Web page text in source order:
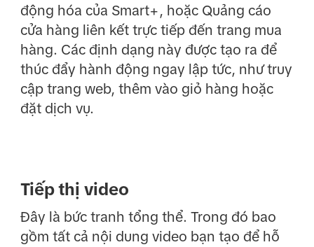
động hóa của Smart+, hoặc Quảng cáo
cửa hàng liên kết trực tiếp đến trang mua
hàng. Các định dạng này được tạo ra để
thúc đẩy hành động ngay lập tức, như truy
cập trang web, thêm vào giỏ hàng hoặc
đặt dịch vụ.
Tiếp thị video
Đây là bức tranh tổng thể. Trong đó bao
gồm tất cả nội dung video bạn tạo để hỗ